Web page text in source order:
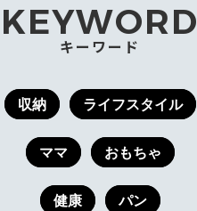
KEYWORD
キーワード
収納 ライフスタイル
ママ おもちゃ
健康 パン